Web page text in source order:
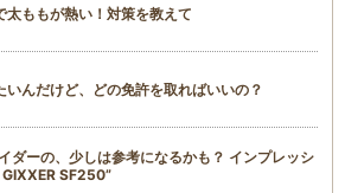
太ももが熱い！対策を教えて
いんだけど、どの免許を取ればいいの？
ダーの、少しは参考になるかも？ インプレッシ
GIXXER SF250”